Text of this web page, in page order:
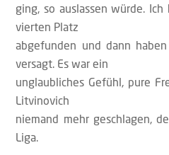
ging, so auslassen würde.
vierten Platz
abgefunden und dann
versagt. Es war ein
unglaubliches Gefühl, pure
Litvinovich
niemand mehr geschlagen,
Liga.